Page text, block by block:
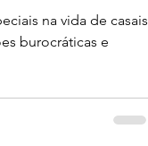
na vida de casais
burocráticas e